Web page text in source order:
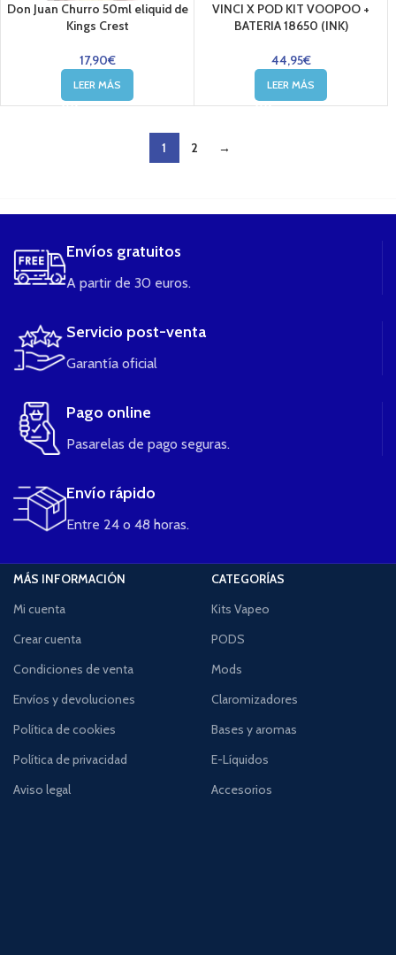
Don Juan Churro 50ml eliquid de
Kings Crest
17,90€
LEER MÁS
VINCI X POD KIT VOOPOO +
BATERIA 18650 (INK)
44,95€
LEER MÁS
1 2
→
Envíos gratuitos
A partir de 30 euros.
Servicio post-venta
Garantía oficial
Pago online
Pasarelas de pago seguras.
Envío rápido
Entre 24 o 48 horas.
MÁS INFORMACIÓN
Mi cuenta
Crear cuenta
Condiciones de venta
Envíos y devoluciones
Política de cookies
Política de privacidad
Aviso legal
CATEGORÍAS
Kits Vapeo
PODS
Mods
Claromizadores
Bases y aromas
E-Líquidos
Accesorios